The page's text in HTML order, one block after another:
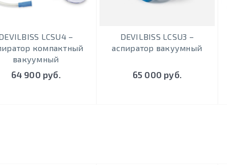
LCSU4 –
компактный
вакуумный
64 900 руб.
DEVILBISS LCSU3 –
аспиратор вакуумный
65 000 руб.